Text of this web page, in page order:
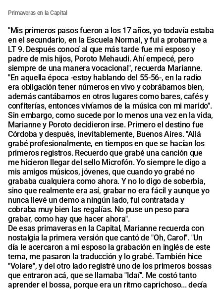
Primaveras en la Capital
"Mis primeros pasos fueron a los 17 años, yo todavía estaba
en el secundario, en la Escuela Normal, y fui a probarme a
LT 9. Después conocí al que más tarde fue mi esposo y
padre de mis hijos, Poroto Mehaudi. Ahí empecé, pero
siempre de una manera vocacional", recuerda Marianne.
"En aquella época -estoy hablando del 55-56-, en la radio
era obligación tener números en vivo y cobrábamos bien,
además cantábamos en otros lugares como bares, cafés y
confiterías, entonces vivíamos de la música con mi marido".
Sin embargo, como sucede por lo menos una vez en la vida,
Marianne y Poroto decidieron irse. Primero el destino fue
Córdoba y después, inevitablemente, Buenos Aires. "Allá
grabé profesionalmente, en tiempos en que se hacían los
primeros registros. Recuerdo que grabé una canción que
me hicieron llegar del sello Microfón. Yo siempre le digo a
mis amigos músicos, jóvenes, que cuando yo grabé no
grababa cualquiera como ahora. Y no lo digo de soberbia,
sino que realmente era así, grabar no era fácil y aunque yo
nunca llevé un demo a ningún lado, fui contratada y
cobraba muy bien las regalías. No puse un peso para
grabar, como hay que hacer ahora".
De esas primaveras en la Capital, Marianne recuerda con
nostalgia la primera versión que cantó de "Oh, Carol". "Un
día le acercaron a mi esposo la grabación en inglés de este
tema, me pasaron la traducción y lo grabé. También hice
"Volare", y del otro lado registré uno de los primeros bossas
que entraron acá, que se llamaba "Idaí". Me costó tanto
aprender el bossa, porque era un ritmo caprichoso... decía